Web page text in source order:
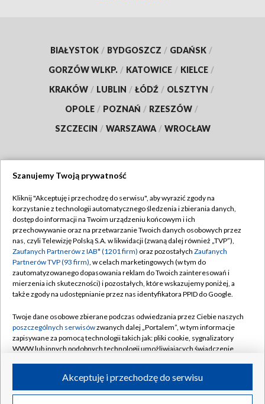
BIAŁYSTOK / BYDGOSZCZ / GDAŃSK /
GORZÓW WLKP. / KATOWICE / KIELCE /
KRAKÓW / LUBLIN / ŁÓDŹ / OLSZTYN /
OPOLE / POZNAŃ / RZESZÓW /
SZCZECIN / WARSZAWA / WROCŁAW
TVP
Abonament TVP
Emisja w TVP
Centrum informacji TVP
Naziemna Telewizja Cyfrowa
Rada Programowa
System NOS
Informacje o nadawcy
Program dla prasy
Regulamin TVP
Polityka prywatności
Moje zgody
Pomoc
Kontakt
Kanały
©2026 Telewizja Polska S.A. w likwidacji
Szanujemy Twoją prywatność
Kliknij "Akceptuję i przechodzę do serwisu", aby wyrazić zgody na
korzystanie z technologii automatycznego śledzenia i zbierania danych,
dostęp do informacji na Twoim urządzeniu końcowym i ich
przechowywanie oraz na przetwarzanie Twoich danych osobowych przez
nas, czyli Telewizję Polską S.A. w likwidacji (zwaną dalej również „TVP”),
Zaufanych Partnerów z IAB* (1201 firm) oraz pozostałych Zaufanych
Partnerów TVP (93 firm), w celach marketingowych (w tym do
zautomatyzowanego dopasowania reklam do Twoich zainteresowań i
mierzenia ich skuteczności) i pozostałych, które wskazujemy poniżej, a
także zgody na udostępnianie przez nas identyfikatora PPID do Google.
Twoje dane osobowe zbierane podczas odwiedzania przez Ciebie naszych
poszczególnych serwisówzwanych dalej „Portalem”, w tym informacje
zapisywane za pomocą technologii takich jak: pliki cookie, sygnalizatory
WWW lub innych podobnych technologii umożliwiających świadczenie
ruchu w Internecie.Akceptuję i przechodzę do serwisu